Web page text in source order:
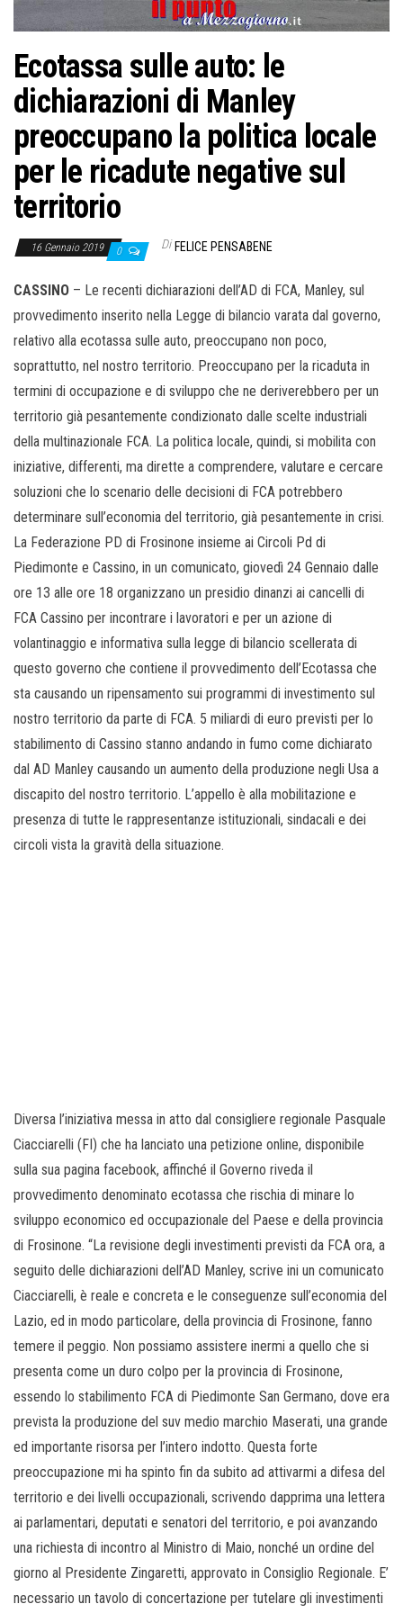
Ecotassa sulle auto: le
dichiarazioni di Manley
preoccupano la politica locale
per le ricadute negative sul
territorio
16 Gennaio 2019 0 Di FELICE PENSABENE
CASSINO – Le recenti dichiarazioni dell’AD di FCA, Manley, sul
provvedimento inserito nella Legge di bilancio varata dal governo,
relativo alla ecotassa sulle auto, preoccupano non poco,
soprattutto, nel nostro territorio. Preoccupano per la ricaduta in
termini di occupazione e di sviluppo che ne deriverebbero per un
territorio già pesantemente condizionato dalle scelte industriali
della multinazionale FCA. La politica locale, quindi, si mobilita con
iniziative, differenti, ma dirette a comprendere, valutare e cercare
soluzioni che lo scenario delle decisioni di FCA potrebbero
determinare sull’economia del territorio, già pesantemente in crisi.
La Federazione PD di Frosinone insieme ai Circoli Pd di
Piedimonte e Cassino, in un comunicato, giovedì 24 Gennaio dalle
ore 13 alle ore 18 organizzano un presidio dinanzi ai cancelli di
FCA Cassino per incontrare i lavoratori e per un azione di
volantinaggio e informativa sulla legge di bilancio scellerata di
questo governo che contiene il provvedimento dell’Ecotassa che
sta causando un ripensamento sui programmi di investimento sul
nostro territorio da parte di FCA. 5 miliardi di euro previsti per lo
stabilimento di Cassino stanno andando in fumo come dichiarato
dal AD Manley causando un aumento della produzione negli Usa a
discapito del nostro territorio. L’appello è alla mobilitazione e
presenza di tutte le rappresentanze istituzionali, sindacali e dei
circoli vista la gravità della situazione.
Diversa l’iniziativa messa in atto dal consigliere regionale Pasquale
Ciacciarelli (FI) che ha lanciato una petizione online, disponibile
sulla sua pagina facebook, affinché il Governo riveda il
provvedimento denominato ecotassa che rischia di minare lo
sviluppo economico ed occupazionale del Paese e della provincia
di Frosinone. “La revisione degli investimenti previsti da FCA ora, a
seguito delle dichiarazioni dell’AD Manley, scrive ini un comunicato
Ciacciarelli, è reale e concreta e le conseguenze sull’economia del
Lazio, ed in modo particolare, della provincia di Frosinone, fanno
temere il peggio. Non possiamo assistere inermi a quello che si
presenta come un duro colpo per la provincia di Frosinone,
essendo lo stabilimento FCA di Piedimonte San Germano, dove era
prevista la produzione del suv medio marchio Maserati, una grande
ed importante risorsa per l’intero indotto. Questa forte
preoccupazione mi ha spinto fin da subito ad attivarmi a difesa del
territorio e dei livelli occupazionali, scrivendo dapprima una lettera
ai parlamentari, deputati e senatori del territorio, e poi avanzando
una richiesta di incontro al Ministro di Maio, nonché un ordine del
giorno al Presidente Zingaretti, approvato in Consiglio Regionale. E’
necessario un tavolo di concertazione per tutelare gli investimenti